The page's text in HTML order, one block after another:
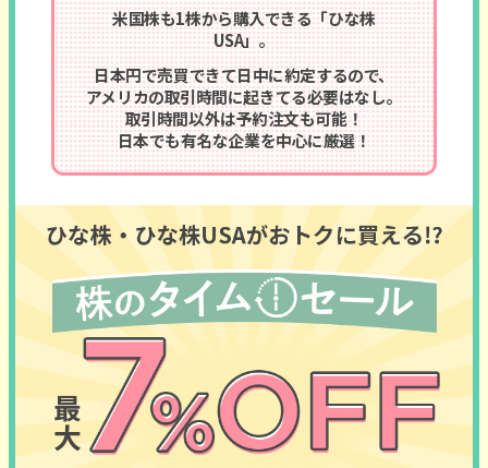
米国株も1株から購入できる「ひな株
USA」。
日本円で売買できて日中に約定するので、
アメリカの取引時間に起きてる必要はなし。
取引時間以外は予約注文も可能！
日本でも有名な企業を中心に厳選！